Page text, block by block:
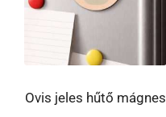
Ovis jeles hűtő mágnes